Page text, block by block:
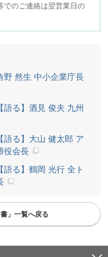
でのご連絡は翌営業日の
野 然生 中小企業庁長
る】酒見 俊夫 九州
語る】大山 健太郎 ア
役会長
る】鶴岡 光行 全ト
」一覧へ戻る